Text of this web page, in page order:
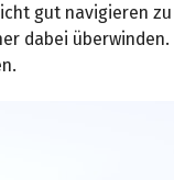
gut navigieren
dabei überwinden.